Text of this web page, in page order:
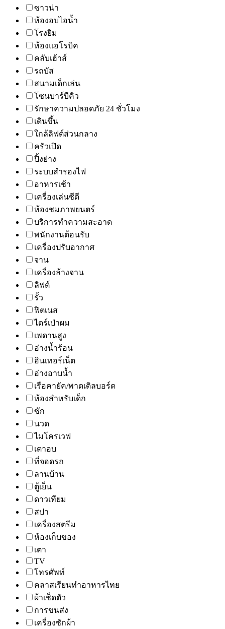
ซาวน่า
ห้องอบไอน้ำ
โรงยิม
ห้องแอโรบิค
คลับเฮ้าส์
รถบัส
สนามเด็กเล่น
โซนบาร์บีคิว
รักษาความปลอดภัย 24 ชั่วโมง
เดินขึ้น
ใกล้ลิฟต์ส่วนกลาง
ครัวเปิด
ปิ้งย่าง
ระบบสำรองไฟ
อาหารเช้า
เครื่องเล่นซีดี
ห้องชมภาพยนตร์
บริการทำความสะอาด
พนักงานต้อนรับ
เครื่องปรับอากาศ
จาน
เครื่องล้างจาน
ลิฟต์
รั้ว
ฟิตเนส
ไดร์เป่าผม
เพดานสูง
อ่างน้ำร้อน
อินเทอร์เน็ต
อ่างอาบน้ำ
เรือคายัค/พาดเดิลบอร์ด
ห้องสำหรับเด็ก
ซัก
นวด
ไมโครเวฟ
เตาอบ
ที่จอดรถ
ลานบ้าน
ตู้เย็น
ดาวเทียม
สปา
เครื่องสตรีม
ห้องเก็บของ
เตา
TV
โทรศัพท์
คลาสเรียนทำอาหารไทย
ผ้าเช็ดตัว
การขนส่ง
เครื่องซักผ้า